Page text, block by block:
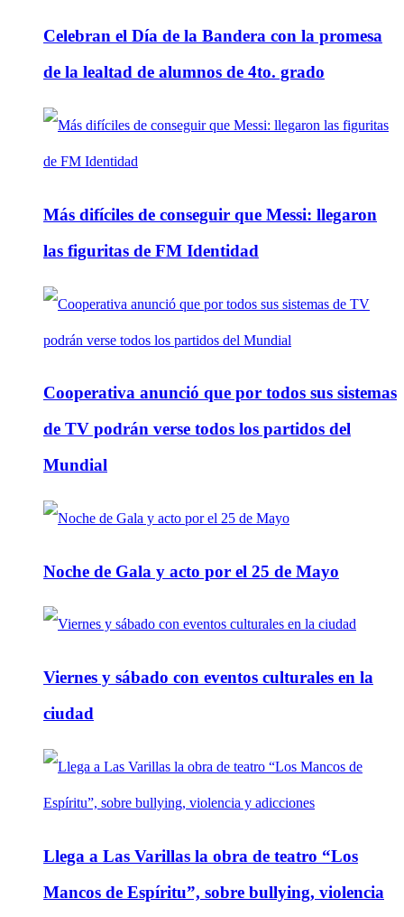
Celebran el Día de la Bandera con la promesa
de la lealtad de alumnos de 4to. grado
Más difíciles de conseguir que Messi: llegaron
las figuritas de FM Identidad
Cooperativa anunció que por todos sus sistemas
de TV podrán verse todos los partidos del
Mundial
Noche de Gala y acto por el 25 de Mayo
Viernes y sábado con eventos culturales en la
ciudad
Llega a Las Varillas la obra de teatro “Los
Mancos de Espíritu”, sobre bullying, violencia